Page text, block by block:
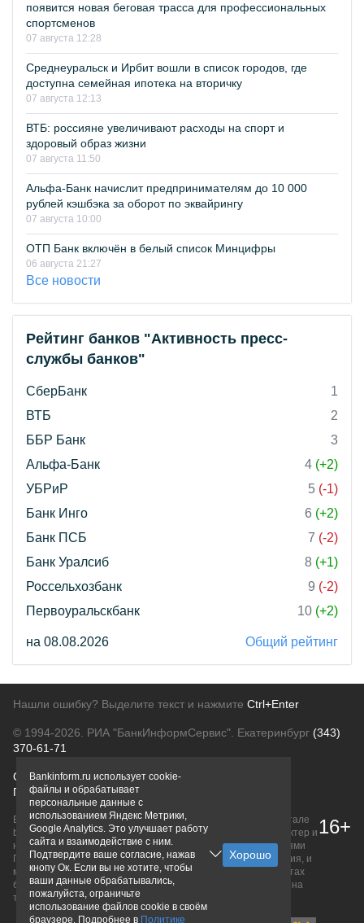
появится новая беговая трасса для профессиональных
спортсменов
07 августа 12:28
Среднеуральск и Ирбит вошли в список городов, где
доступна семейная ипотека на вторичку
07 августа 12:13
ВТБ: россияне увеличивают расходы на спорт и
здоровый образ жизни
07 августа 11:50
Альфа-Банк начислит предпринимателям до 10 000
рублей кэшбэка за оборот по эквайрингу
07 августа 10:00
ОТП Банк включён в белый список Минцифры
06 августа 21:27
Все новости
Рейтинг банков "Активность пресс-
службы банков"
СберБанк
1
ВТБ
2
ББР Банк
3
Альфа-Банк
4 (+2)
УБРиР
5 (-1)
Банк Инго
6 (+2)
Банк ПСБ
7 (-2)
Банк Уралсиб
8 (+1)
Россельхозбанк
9 (-2)
Первоуральскбанк
10 (+2)
на 08.08.2026 Общий рейтинг
Нашли ошибку? Выделите текст и нажмите Ctrl+Enter
© 1994-2026. РИА "БанкИнформСервис". Екатеринбург (343)
370-61-71
О проектеПолитика конфиденциальности
Правовая информацияДля рекламодателей
Вся информация о продуктах банков, размещенная на портале
bankinform.ru, носит исключительно ознакомительный характер и
не является публичной офертой, определяемой положениями
ГК РФ. Информация не содержит точного и полного описания, и
может быть изменена. Конечные условия уточняйте на сайтах
банков или при личном обращении. Исключительное право на
товарные знаки принадлежит их правообладателям.
16+
Bankinform.ru использует cookie-
файлы и обрабатывает
персональные данные с
использованием Яндекс Метрики,
Google Analytics. Это улучшает работу
сайта и взаимодействие с ним.
Подтвердите ваше согласие, нажав
кнопу Ок. Если вы не хотите, чтобы
ваши данные обрабатывались,
пожалуйста, ограничьте
использование файлов cookie в своём
браузере. Подробнее в Политике